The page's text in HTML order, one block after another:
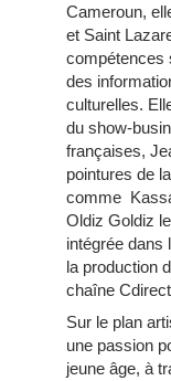
Cameroun,
et Saint
compétences
des
culturelles.
du show-
françaises,
pointures de
comme
Oldiz Goldiz
intégrée dans
la production
chaîne
Sur le plan
une passion
jeune âge, à